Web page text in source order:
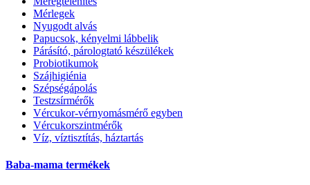
Mérlegek
Nyugodt alvás
Papucsok, kényelmi lábbelik
Párásító, párologtató készülékek
Probiotikumok
Szájhigiénia
Szépségápolás
Testzsírmérők
Vércukor-vérnyomásmérő egyben
Vércukorszintmérők
Víz, víztisztítás, háztartás
Baba-mama termékek